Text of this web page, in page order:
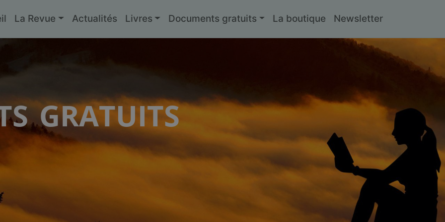
La Revue Actualités Livres Documents gratuits La boutique Newsletter
gratuits